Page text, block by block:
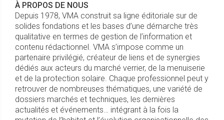
À PROPOS DE NOUS
Depuis 1978, VMA construit sa ligne éditoriale sur de
solides fondations et les bases d’une démarche très
qualitative en termes de gestion de l’information et
contenu rédactionnel. VMA s’impose comme un
partenaire privilégié, créateur de liens et de synergies
dédiés aux acteurs du marché verrier, de la menuiserie
et de la protection solaire. Chaque professionnel peut y
retrouver de nombreuses thématiques, une variété de
dossiers marchés et techniques, les dernières
actualités et événements… intégrant à la fois la